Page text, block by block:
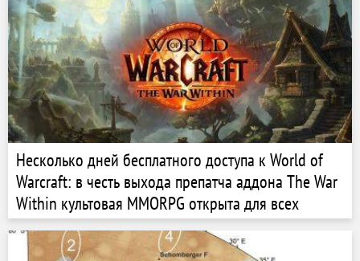
Несколько дней бесплатного доступа к World of
Warcraft: в честь выхода препатча аддона The War
Within культовая MMORPG открыта для всех